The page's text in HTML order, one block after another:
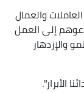
والعمال
إلى العمل